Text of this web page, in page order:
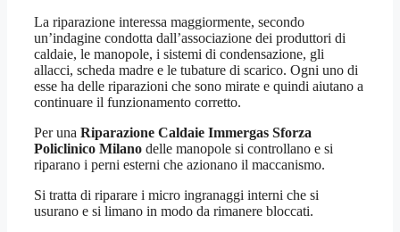
La riparazione interessa maggiormente, secondo
un’indagine condotta dall’associazione dei produttori di
caldaie, le manopole, i sistemi di condensazione, gli
allacci, scheda madre e le tubature di scarico. Ogni uno di
esse ha delle riparazioni che sono mirate e quindi aiutano a
continuare il funzionamento corretto.
Per una Riparazione Caldaie Immergas Sforza
Policlinico Milano delle manopole si controllano e si
riparano i perni esterni che azionano il maccanismo.
Si tratta di riparare i micro ingranaggi interni che si
usurano e si limano in modo da rimanere bloccati.